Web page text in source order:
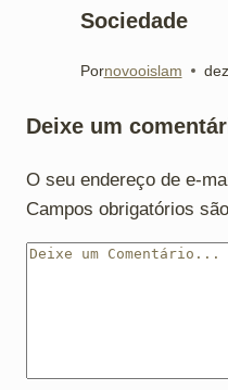
Sociedade
Pornovooislam
Deixe um
O seu endereço de e-
Campos obrigatórios